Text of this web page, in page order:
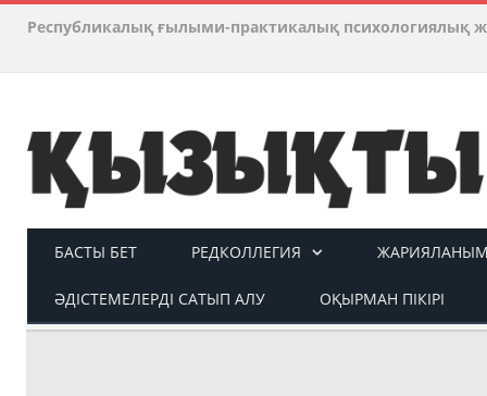
Республикалық ғылыми-практикалық психологиялық
БАСТЫ БЕТ РЕДКОЛЛЕГИЯ ЖАРИЯЛАНЫМ
ӘДІСТЕМЕЛЕРДІ САТЫП АЛУ ОҚЫРМАН ПІКІРІ